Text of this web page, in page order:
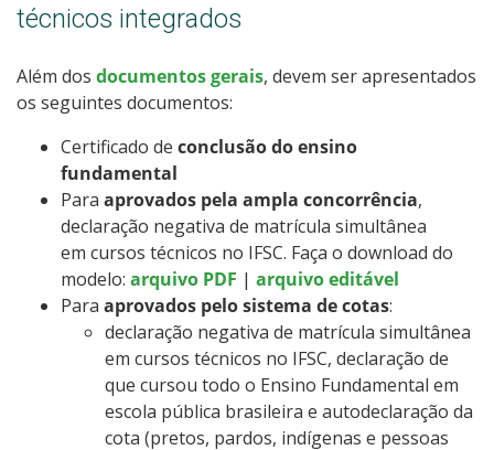
técnicos integrados
Além dos documentos gerais, devem ser apresentados
os seguintes documentos:
Certificado de conclusão do ensino
fundamental
Para aprovados pela ampla concorrência,
declaração negativa de matrícula simultânea
em cursos técnicos no IFSC. Faça o download do
modelo: arquivo PDF | arquivo editável
Para aprovados pelo sistema de cotas:
declaração negativa de matrícula simultânea
em cursos técnicos no IFSC, declaração de
que cursou todo o Ensino Fundamental em
escola pública brasileira e autodeclaração da
cota (pretos, pardos, indígenas e pessoas